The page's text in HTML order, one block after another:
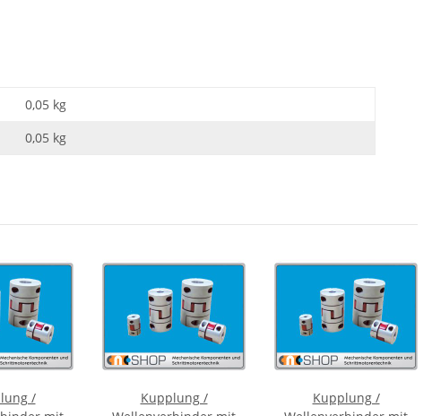
0,05 kg
0,05 kg
/
Kupplung /
Kupplung /